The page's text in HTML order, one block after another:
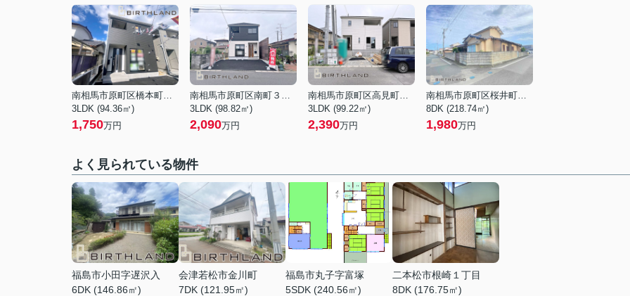
南相馬市原町区橋本町３丁目
3LDK (94.36㎡)
1,750万円
南相馬市原町区南町３丁目
3LDK (98.82㎡)
2,090万円
南相馬市原町区高見町２丁目
3LDK (99.22㎡)
2,390万円
南相馬市原町区桜井町１丁目
8DK (218.74㎡)
1,980万円
よく見られている物件
福島市小田字遅沢入
6DK (146.86㎡)
会津若松市金川町
7DK (121.95㎡)
福島市丸子字富塚
5SDK (240.56㎡)
二本松市根崎１丁目
8DK (176.75㎡)